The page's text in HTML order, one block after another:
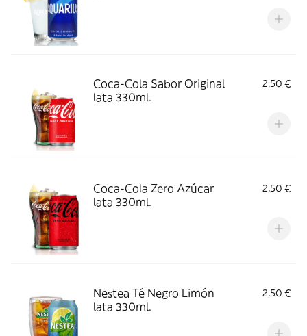
Coca-Cola Sabor Original
lata 330ml.
2,50 €
Coca-Cola Zero Azúcar
lata 330ml.
2,50 €
Nestea Té Negro Limón
lata 330ml.
2,50 €